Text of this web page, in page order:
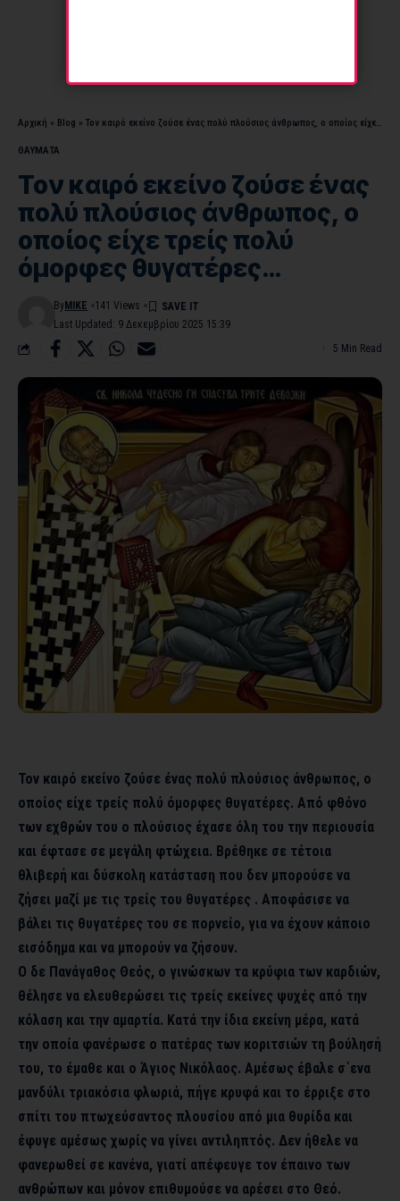
Αρχική » Blog » Τον καιρό εκείνο ζούσε ένας πολύ πλούσιος άνθρωπος, ο οποίος είχε τρείς πολύ όμορφες θυγατέρες…
ΘΑΥΜΑΤΑ
Τον καιρό εκείνο ζούσε ένας
πολύ πλούσιος άνθρωπος, ο
οποίος είχε τρείς πολύ
όμορφες θυγατέρες…
Last Updated: 9 Δεκεμβρίου 2025 15:39
By MIKE 141 Views
5 Min Read
Τον καιρό εκείνο ζούσε ένας πολύ πλούσιος άνθρωπος, ο
οποίος είχε τρείς πολύ όμορφες θυγατέρες. Από φθόνο
των εχθρών του ο πλούσιος έχασε όλη του την περιουσία
και έφτασε σε μεγάλη φτώχεια. Βρέθηκε σε τέτοια
θλιβερή και δύσκολη κατάσταση που δεν μπορούσε να
ζήσει μαζί με τις τρείς του θυγατέρες . Αποφάσισε να
βάλει τις θυγατέρες του σε πορνείο, για να έχουν κάποιο
εισόδημα και να μπορούν να ζήσουν.
Ο δε Πανάγαθος Θεός, ο γινώσκων τα κρύφια των καρδιών,
θέλησε να ελευθερώσει τις τρείς εκείνες ψυχές από την
κόλαση και την αμαρτία. Κατά την ίδια εκείνη μέρα, κατά
την οποία φανέρωσε ο πατέρας των κοριτσιών τη βούλησή
του, το έμαθε και ο Άγιος Νικόλαος. Αμέσως έβαλε σ΄ενα
μανδύλι τριακόσια φλωριά, πήγε κρυφά και το έρριξε στο
σπίτι του πτωχεύσαντος πλουσίου από μια θυρίδα και
έφυγε αμέσως χωρίς να γίνει αντιληπτός. Δεν ήθελε να
φανερωθεί σε κανένα, γιατί απέφευγε τον έπαινο των
ανθρώπων και μόνον επιθυμούσε να αρέσει στο Θεό.